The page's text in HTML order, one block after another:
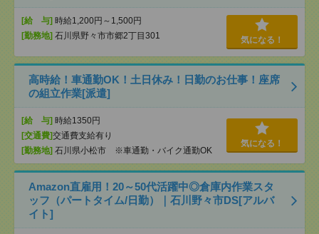
[給 与] 時給1,200円～1,500円
[勤務地] 石川県野々市市郷2丁目301 気になる！
高時給！車通勤OK！土日休み！日勤のお仕事！座席
の組立作業[派遣]
[給 与] 時給1350円
[交通費]交通費支給有り
[勤務地] 石川県小松市 ※車通勤・バイク通勤OK
気になる！
Amazon直雇用！20～50代活躍中◎倉庫内作業スタ
ッフ（パートタイム/日勤）｜石川野々市DS[アルバ
イト]